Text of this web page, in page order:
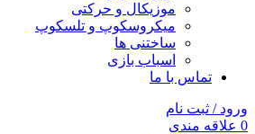
موزیکال و حرکتی
میکروسکوپ و تلسکوپ
ساختنی ها
اسباب بازی
تماس با ما
ورود / ثبت نام
0 علاقه مندی